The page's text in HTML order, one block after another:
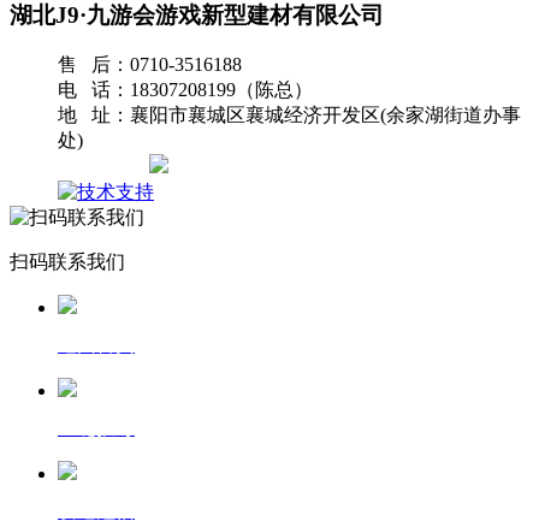
湖北J9·九游会游戏新型建材有限公司
售 后：0710-3516188
电 话：18307208199（陈总）
地 址：襄阳市襄城区襄城经济开发区(余家湖街道办事
处)
扫码联系我们